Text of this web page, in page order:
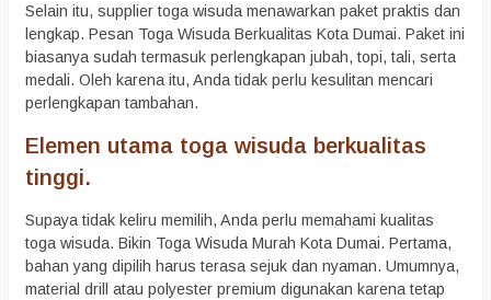
Selain itu, supplier toga wisuda menawarkan paket praktis dan
lengkap. Pesan Toga Wisuda Berkualitas Kota Dumai. Paket ini
biasanya sudah termasuk perlengkapan jubah, topi, tali, serta
medali. Oleh karena itu, Anda tidak perlu kesulitan mencari
perlengkapan tambahan.
Elemen utama toga wisuda berkualitas
tinggi.
Supaya tidak keliru memilih, Anda perlu memahami kualitas
toga wisuda. Bikin Toga Wisuda Murah Kota Dumai. Pertama,
bahan yang dipilih harus terasa sejuk dan nyaman. Umumnya,
material drill atau polyester premium digunakan karena tetap